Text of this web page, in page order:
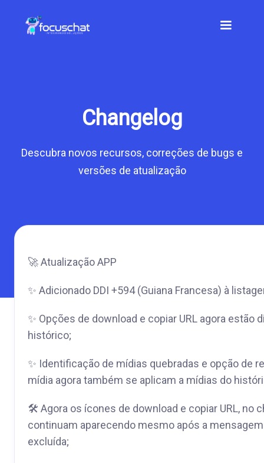
Changelog
Descubra novos recursos, correções de bugs e
versões de atualização
🚀 Atualização APP
✨ Adicionado DDI +594 (Guiana Francesa) à
✨ Opções de download e copiar URL agora estão
histórico;
✨ Identificação de mídias quebradas e opção de
mídia agora também se aplicam a mídias do
🛠 Agora os ícones de download e copiar URL, no
continuam aparecendo mesmo após a
excluída;